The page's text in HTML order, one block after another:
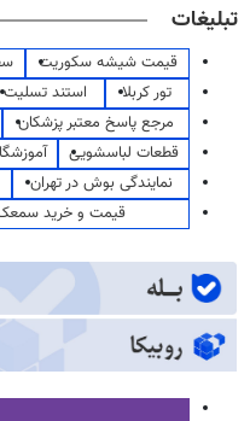
تبلیغات
قیمت شیشه سکوریت
تور کربلا
استند تسلیت
مرجع پاسخ معتبر پزشکان
قطعات لباسشویی
نمایندگی بوش در تهران
قیمت و خرید سمعک